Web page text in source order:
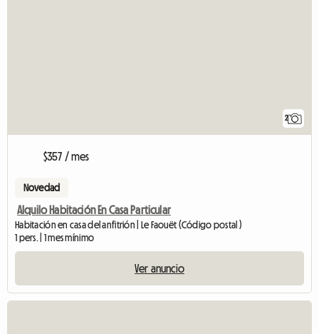
2
$357 / mes
Novedad
Alquilo Habitación En Casa Particular
Habitación en casa del anfitrión | Le Faouët (Código postal )
1 pers. | 1 mes mínimo
Ver anuncio